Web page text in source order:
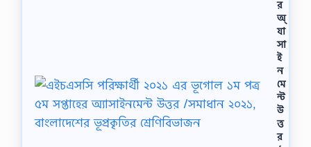
র
অ্
যা
সা
ই
ন
মে
ন্ট
উ
ত্ত
র